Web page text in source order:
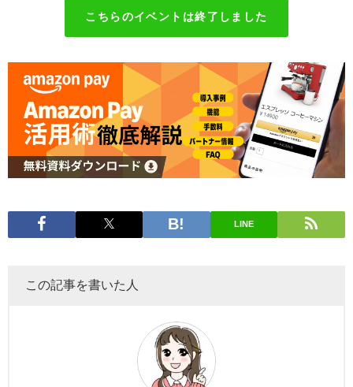
こちらのイベントは終了しました
LINE
この記事を書いた人